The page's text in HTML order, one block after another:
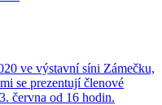
ve výstavní síni Zámečku,
se prezentují členové
června od 16 hodin.